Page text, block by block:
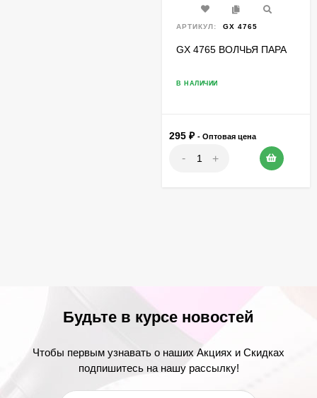
АРТИКУЛ: GX 4765
GX 4765 ВОЛЧЬЯ ПАРА
В НАЛИЧИИ
295 ₽ - Оптовая цена
- +
Будьте в курсе новостей
Чтобы первым узнавать о наших Акциях и Скидках
подпишитесь на нашу рассылку!